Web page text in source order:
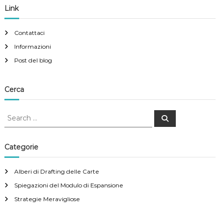
Link
Contattaci
Informazioni
Post del blog
Cerca
S
r
c
f
o
r
S
Categorie
Alberi di Drafting delle Carte
Spiegazioni del Modulo di Espansione
Strategie Meravigliose